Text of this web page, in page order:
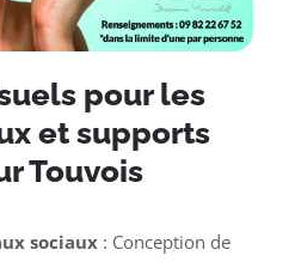
pour les
et supports
Touvois
sociaux: Conception de